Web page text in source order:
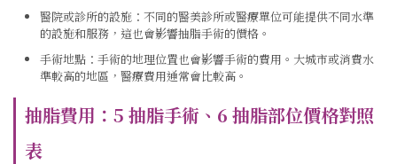
醫院或診所的設施：不同的醫美診所或醫療單位可能提供不同水準
的設施和服務，這也會影響抽脂手術的價格。
手術地點：手術的地理位置也會影響手術的費用。大城市或消費水
準較高的地區，醫療費用通常會比較高。
抽脂費用：5 抽脂手術、6 抽脂部位價格對照
表